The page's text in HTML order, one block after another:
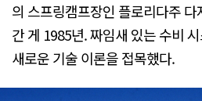
의 스프링캠프장인 플로리다주
간 게 1985년. 짜임새 있는 수비
새로운 기술 이론을 접목했다.